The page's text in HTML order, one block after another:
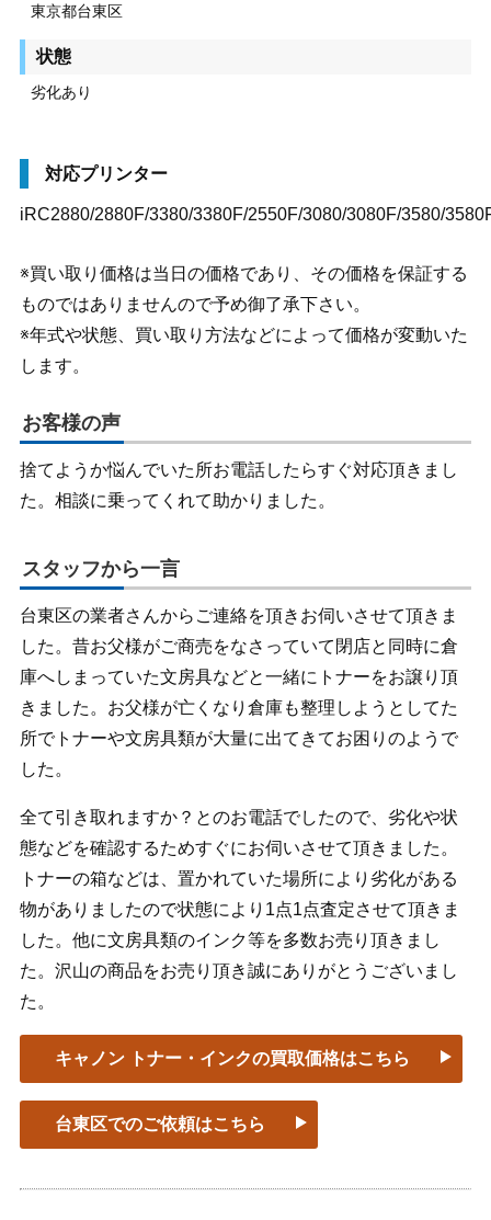
東京都台東区
状態
劣化あり
対応プリンター
iRC2880/2880F/3380/3380F/2550F/3080/3080F/3580/
※買い取り価格は当日の価格であり、その価格を保証する
ものではありませんので予め御了承下さい。
※年式や状態、買い取り方法などによって価格が変動いた
します。
お客様の声
捨てようか悩んでいた所お電話したらすぐ対応頂きまし
た。相談に乗ってくれて助かりました。
スタッフから一言
台東区の業者さんからご連絡を頂きお伺いさせて頂きま
した。昔お父様がご商売をなさっていて閉店と同時に倉
庫へしまっていた文房具などと一緒にトナーをお譲り頂
きました。お父様が亡くなり倉庫も整理しようとしてた
所でトナーや文房具類が大量に出てきてお困りのようで
した。
全て引き取れますか？とのお電話でしたので、劣化や状
態などを確認するためすぐにお伺いさせて頂きました。
トナーの箱などは、置かれていた場所により劣化がある
物がありましたので状態により1点1点査定させて頂きま
した。他に文房具類のインク等を多数お売り頂きまし
た。沢山の商品をお売り頂き誠にありがとうございまし
た。
キャノン トナー・インクの買取価格はこちら
台東区でのご依頼はこちら